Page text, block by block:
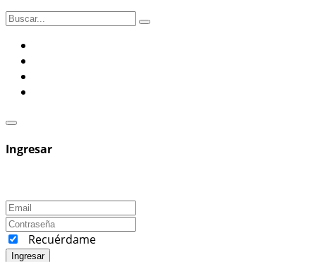
Ingresar
Recuérdame
Ingresar